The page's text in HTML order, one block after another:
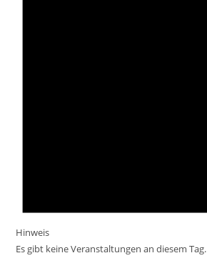
Hinweis
Es gibt keine Veranstaltungen an diesem Tag.